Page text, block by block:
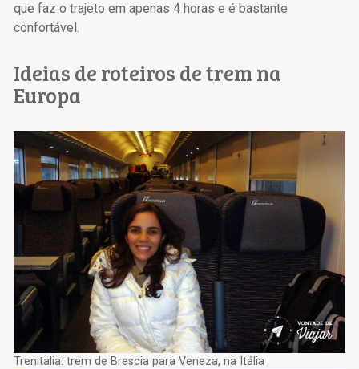
que faz o trajeto em apenas 4 horas e é bastante
confortável.
Ideias de roteiros de trem na
Europa
Trenitalia: trem de Brescia para Veneza, na Itália